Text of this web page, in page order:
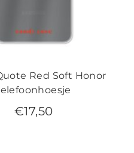
Red Soft Honor
€17,50